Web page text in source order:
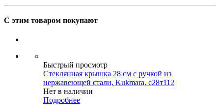
С этим товаром покупают
Быстрый просмотр
Стеклянная крышка 28 см с ручкой из
нержавеющей стали, Kukmara, с28т112
Нет в наличии
Подробнее